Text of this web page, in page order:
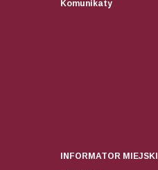
Komunikaty
INFORMATOR MIEJSKI